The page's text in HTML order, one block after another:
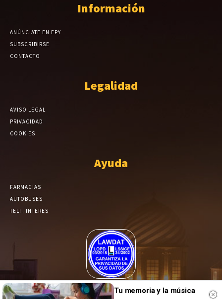
Información
ANÚNCIATE EN EPY
SUBSCRIBIRSE
CONTACTO
Legalidad
AVISO LEGAL
PRIVACIDAD
COOKIES
Ayuda
FARMACIAS
AUTOBUSES
TELF. INTERES
El Periódico de Yecla alcanza un grado más de compromiso en el
tratamiento de sus datos.Tu memoria y la música